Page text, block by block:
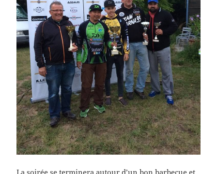
La soirée se terminera autour d’un bon barbecue et